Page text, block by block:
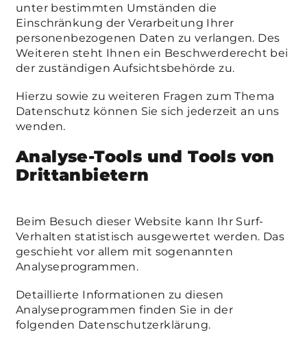
unter bestimmten Umständen die
Einschränkung der Verarbeitung Ihrer
personenbezogenen Daten zu verlangen. Des
Weiteren steht Ihnen ein Beschwerderecht bei
der zuständigen Aufsichtsbehörde zu.
Hierzu sowie zu weiteren Fragen zum Thema
Datenschutz können Sie sich jederzeit an uns
wenden.
Analyse-Tools und Tools von
Dritt­anbietern
Beim Besuch dieser Website kann Ihr Surf-
Verhalten statistisch ausgewertet werden. Das
geschieht vor allem mit sogenannten
Analyseprogrammen.
Detaillierte Informationen zu diesen
Analyseprogrammen finden Sie in der
folgenden Datenschutzerklärung.